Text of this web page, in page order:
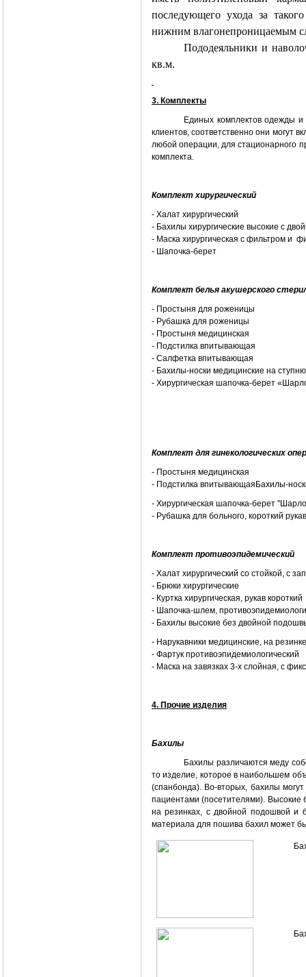
последующего ухода за
нижним влагонепроницаемым
Пододеяльники и
кв.м.
3. Комплекты
Единых комплектов одежды и
клиентов, соответственно они могут
любой операции, для стационарного
комплекта.
Комплект хирургический
- Халат хирургический
- Бахилы хирургические высокие с
- Маска хирургическая с фильтром и
- Шапочка-берет
Комплект белья акушерского
- Простыня для роженицы
- Рубашка для роженицы
- Простыня медицинская
- Подстилка впитывающая
- Салфетка впитывающая
- Бахилы-носки медицинские на
- Хирургическая шапочка-берет
Комплект для гинекологических
- Простыня медицинская
- Подстилка впитывающаяБахилы-
- Хирургическая шапочка-берет
- Рубашка для больного, короткий
Комплект противоэпидемический
- Халат хирургический со стойкой, с
- Брюки хирургические
- Куртка хирургическая, рукав
- Шапочка-шлем,
- Бахилы высокие без двойной
- Нарукавники медицинские, на
- Фартук
- Маска на завязках 3-х слойная, с
4. Прочие изделия
Бахилы
Бахилы различаются меду
то изделие, которое в наибольшем
(спанбонда). Во-вторых, бахилы
пациентами (посетителями). Высокие
на резинках, с двойной подошвой и
материала для пошива бахил может